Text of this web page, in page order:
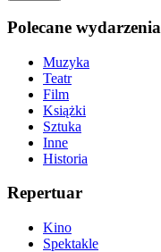
Polecane wydarzenia
Muzyka
Teatr
Film
Książki
Sztuka
Inne
Historia
Repertuar
Kino
Spektakle